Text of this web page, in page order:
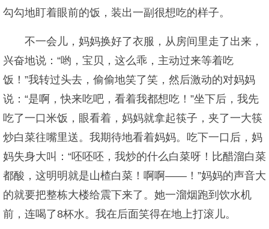
勾勾地盯着眼前的饭，装出一副很想吃的样子。
不一会儿，妈妈换好了衣服，从房间里走了出来，
兴奋地说：“哟，宝贝，这么乖，主动过来等着吃
饭！”我转过头去，偷偷地笑了笑，然后激动的对妈妈
说：“是啊，快来吃吧，看着我都想吃！”坐下后，我先
吃了一口米饭，眼看着，妈妈就拿起筷子，夹了一大筷
炒白菜往嘴里送。我期待地看着妈妈。吃下一口后，妈
妈失身大叫：“呸呸呸，我炒的什么白菜呀！比醋溜白菜
都酸，这明明就是山楂白菜！啊啊——！”妈妈的声音大
的就要把整栋大楼给震下来了。她一溜烟跑到饮水机
前，连喝了8杯水。我在后面笑得在地上打滚儿。